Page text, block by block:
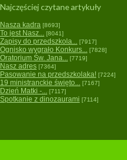
Najczęściej czytane artykuły
Nasza kadra [8693]
To jest Nasz... [8041]
Zapisy do przedszkola... [7917]
Ognisko wygrało Konkurs... [7828]
Oratorium Św. Jana... [7719]
Nasz adres [7364]
Pasowanie na przedszkolaka! [7224]
19 ministranckie święto... [7167]
Dzień Matki -... [7117]
Spotkanie z dinozaurami [7114]